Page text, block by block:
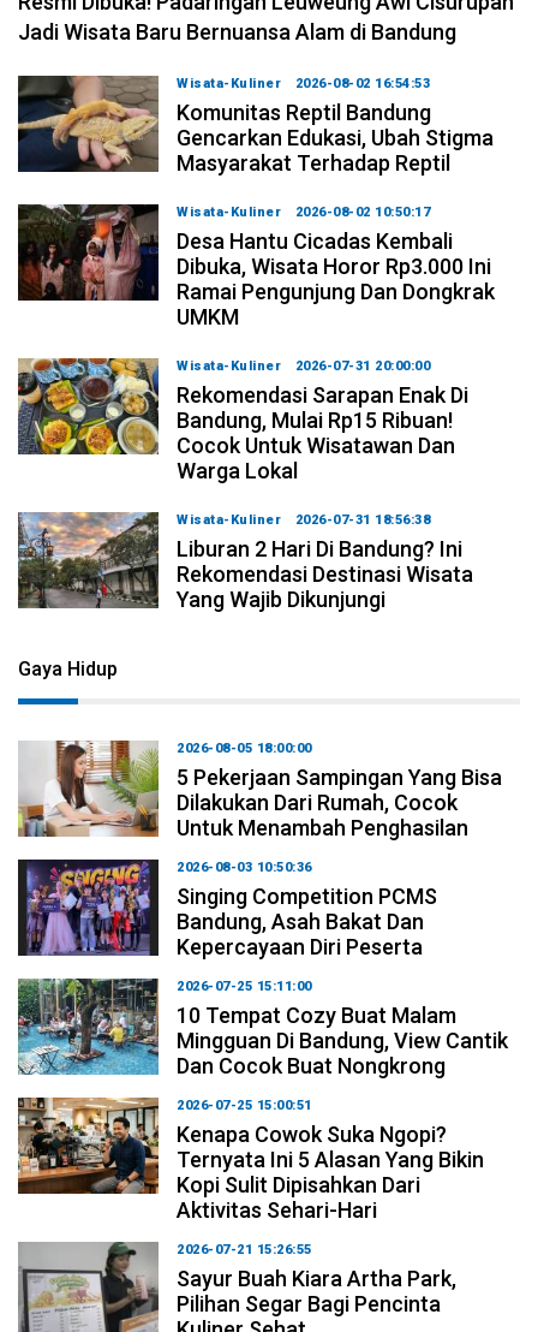
Jadi Wisata Baru Bernuansa Alam di Bandung
Wisata-Kuliner 2026-08-02 16:54:53
Komunitas Reptil Bandung
Gencarkan Edukasi, Ubah Stigma
Masyarakat Terhadap Reptil
Wisata-Kuliner 2026-08-02 10:50:17
Desa Hantu Cicadas Kembali
Dibuka, Wisata Horor Rp3.000 Ini
Ramai Pengunjung Dan Dongkrak
UMKM
Wisata-Kuliner 2026-07-31 20:00:00
Rekomendasi Sarapan Enak Di
Bandung, Mulai Rp15 Ribuan!
Cocok Untuk Wisatawan Dan
Warga Lokal
Wisata-Kuliner 2026-07-31 18:56:38
Liburan 2 Hari Di Bandung? Ini
Rekomendasi Destinasi Wisata
Yang Wajib Dikunjungi
Gaya Hidup
2026-08-05 18:00:00
5 Pekerjaan Sampingan Yang Bisa
Dilakukan Dari Rumah, Cocok
Untuk Menambah Penghasilan
2026-08-03 10:50:36
Singing Competition PCMS
Bandung, Asah Bakat Dan
Kepercayaan Diri Peserta
2026-07-25 15:11:00
10 Tempat Cozy Buat Malam
Mingguan Di Bandung, View Cantik
Dan Cocok Buat Nongkrong
2026-07-25 15:00:51
Kenapa Cowok Suka Ngopi?
Ternyata Ini 5 Alasan Yang Bikin
Kopi Sulit Dipisahkan Dari
Aktivitas Sehari-Hari
2026-07-21 15:26:55
Sayur Buah Kiara Artha Park,
Pilihan Segar Bagi Pencinta